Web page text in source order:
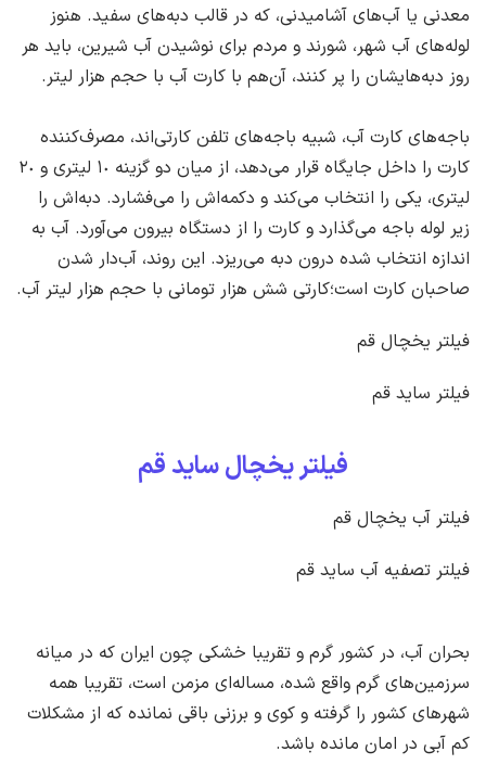
معدنی یا آب‌های آشامیدنی، ‌که در قالب دبه‌های سفید. هنوز
لوله‌های آب شهر، ‌شورند و مردم برای نوشیدن آب شیرین، باید هر
روز دبه‌هایشان را پر کنند، ‌آن‌هم با کارت آب با حجم هزار لیتر.
باجه‌های کارت آب، شبیه باجه‌های تلفن کارتی‌اند، ‌مصرف‌کننده
کارت را داخل جایگاه قرار می‌دهد، ‌از میان دو گزینه ١٠ لیتری و ٢٠
لیتری، ‌یکی را انتخاب می‌کند و دکمه‌اش را می‌فشارد. دبه‌اش را
زیر لوله باجه می‌گذارد و کارت را از دستگاه بیرون می‌آورد. آب به
اندازه انتخاب شده درون دبه می‌ریزد. این روند، ‌آب‌دار شدن
صاحبان کارت است؛کارتی شش هزار تومانی با حجم هزار لیتر آب.
فیلتر یخچال قم
فیلتر ساید قم
فیلتر یخچال ساید قم
فیلتر آب یخچال قم
فیلتر تصفیه آب ساید قم
بحران آب، ‌در کشور گرم و تقریبا خشکی چون ایران که در میانه
سرزمین‌های گرم واقع شده، ‌مساله‌ای مزمن است، ‌تقریبا همه
شهرهای کشور را گرفته و کوی و برزنی باقی نمانده که از مشکلات
کم آبی در امان مانده باشد.